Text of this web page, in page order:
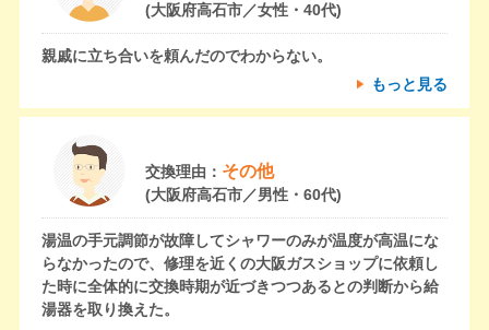
(大阪府高石市／女性・40代)
親戚に立ち合いを頼んだのでわからない。
もっと見る
交換理由： その他
(大阪府高石市／男性・60代)
湯温の手元調節が故障してシャワーのみが温度が高温にな
らなかったので、修理を近くの大阪ガスショップに依頼し
た時に全体的に交換時期が近づきつつあるとの判断から給
湯器を取り換えた。